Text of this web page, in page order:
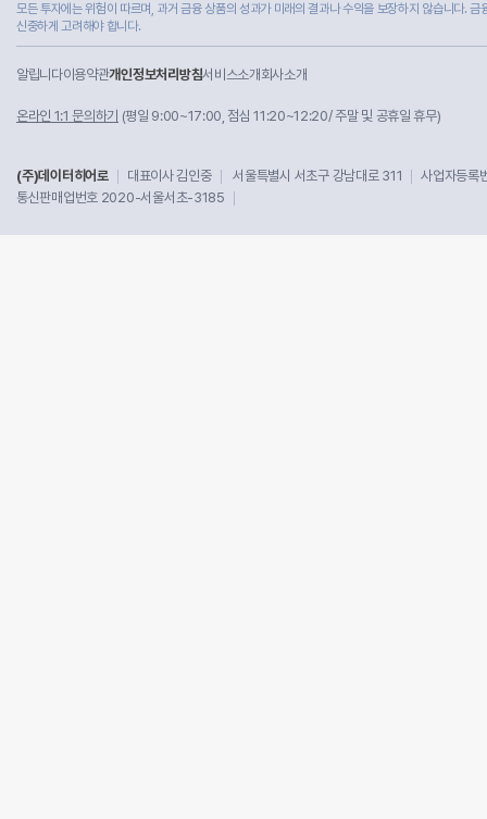
모든 투자에는 위험이 따르며, 과거 금융 상품의 성과가 미래의 결과나 수익을 보장하지 않습니다.
신중하게 고려해야 합니다.
알립니다이용약관개인정보처리방침서비스소개 회사소개
온라인 1:1 문의하기 (평일 9:00~17:00, 점심 11:20~12:20/ 주말 및 공휴일 휴무)
(주)데이터히어로 대표이사 김인중 서울특별시 서초구 강남대로 311
사업자등
통신판매업번호 2020-서울서초-3185